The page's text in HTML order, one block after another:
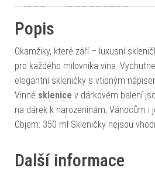
Popis
Okamžiky, které září – luxusní
pro každého milovníka vína.
elegantní skleničky s vtipným
Vinné sklenice v dárkovém balení
na dárek k narozeninám, Vánocům i
Objem: 350 ml Skleničky nejsou
Další informace